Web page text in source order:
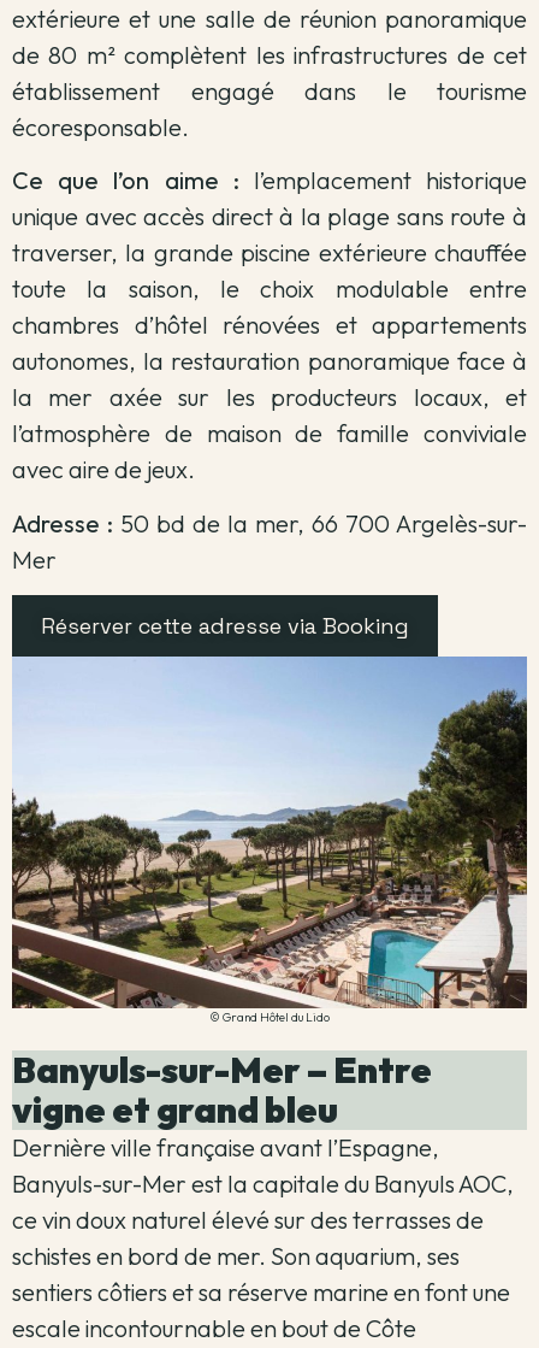
extérieure et une salle de réunion panoramique
de 80 m² complètent les infrastructures de cet
établissement engagé dans le tourisme
écoresponsable.
Ce que l’on aime : l’emplacement historique
unique avec accès direct à la plage sans route à
traverser, la grande piscine extérieure chauffée
toute la saison, le choix modulable entre
chambres d’hôtel rénovées et appartements
autonomes, la restauration panoramique face à
la mer axée sur les producteurs locaux, et
l’atmosphère de maison de famille conviviale
avec aire de jeux.
Adresse : 50 bd de la mer, 66 700 Argelès-sur-
Mer
Réserver cette adresse via Booking
© Grand Hôtel du Lido
Banyuls-sur-Mer – Entre
vigne et grand bleu
Dernière ville française avant l’Espagne,
Banyuls-sur-Mer est la capitale du Banyuls AOC,
ce vin doux naturel élevé sur des terrasses de
schistes en bord de mer. Son aquarium, ses
sentiers côtiers et sa réserve marine en font une
escale incontournable en bout de Côte